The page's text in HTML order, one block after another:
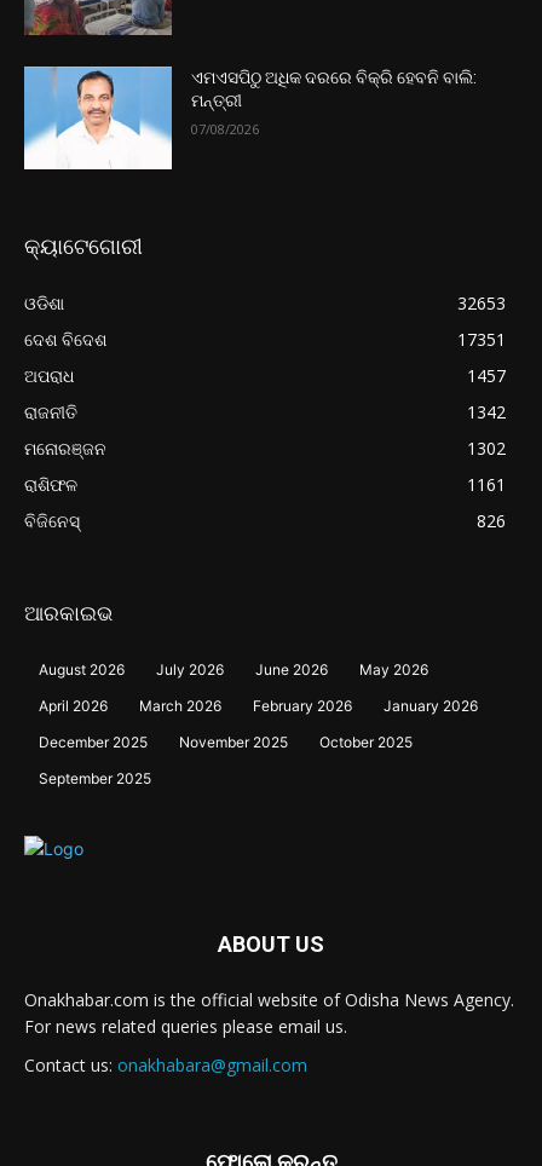
ଏମଏସପିଠୁ ଅଧିକ ଦରରେ ବିକ୍ରି ହେବନି ବାଲି:
ମନ୍ତ୍ରୀ
07/08/2026
କ୍ୟାଟେଗୋରୀ
ଓଡିଶା
32653
ଦେଶ ବିଦେଶ
17351
ଅପରାଧ
1457
ରାଜନୀତି
1342
ମନୋରଞ୍ଜନ
1302
ରାଶିଫଳ
1161
ବିଜିନେସ୍
826
ଆରକାଇଭ
August 2026 July 2026 June 2026
May 2026
April 2026
March 2026 February 2026
January 2026
December 2025
November 2025
October 2025
September 2025
ABOUT US
Onakhabar.com is the official website of Odisha News Agency.
For news related queries please email us.
Contact us: onakhabara@gmail.com